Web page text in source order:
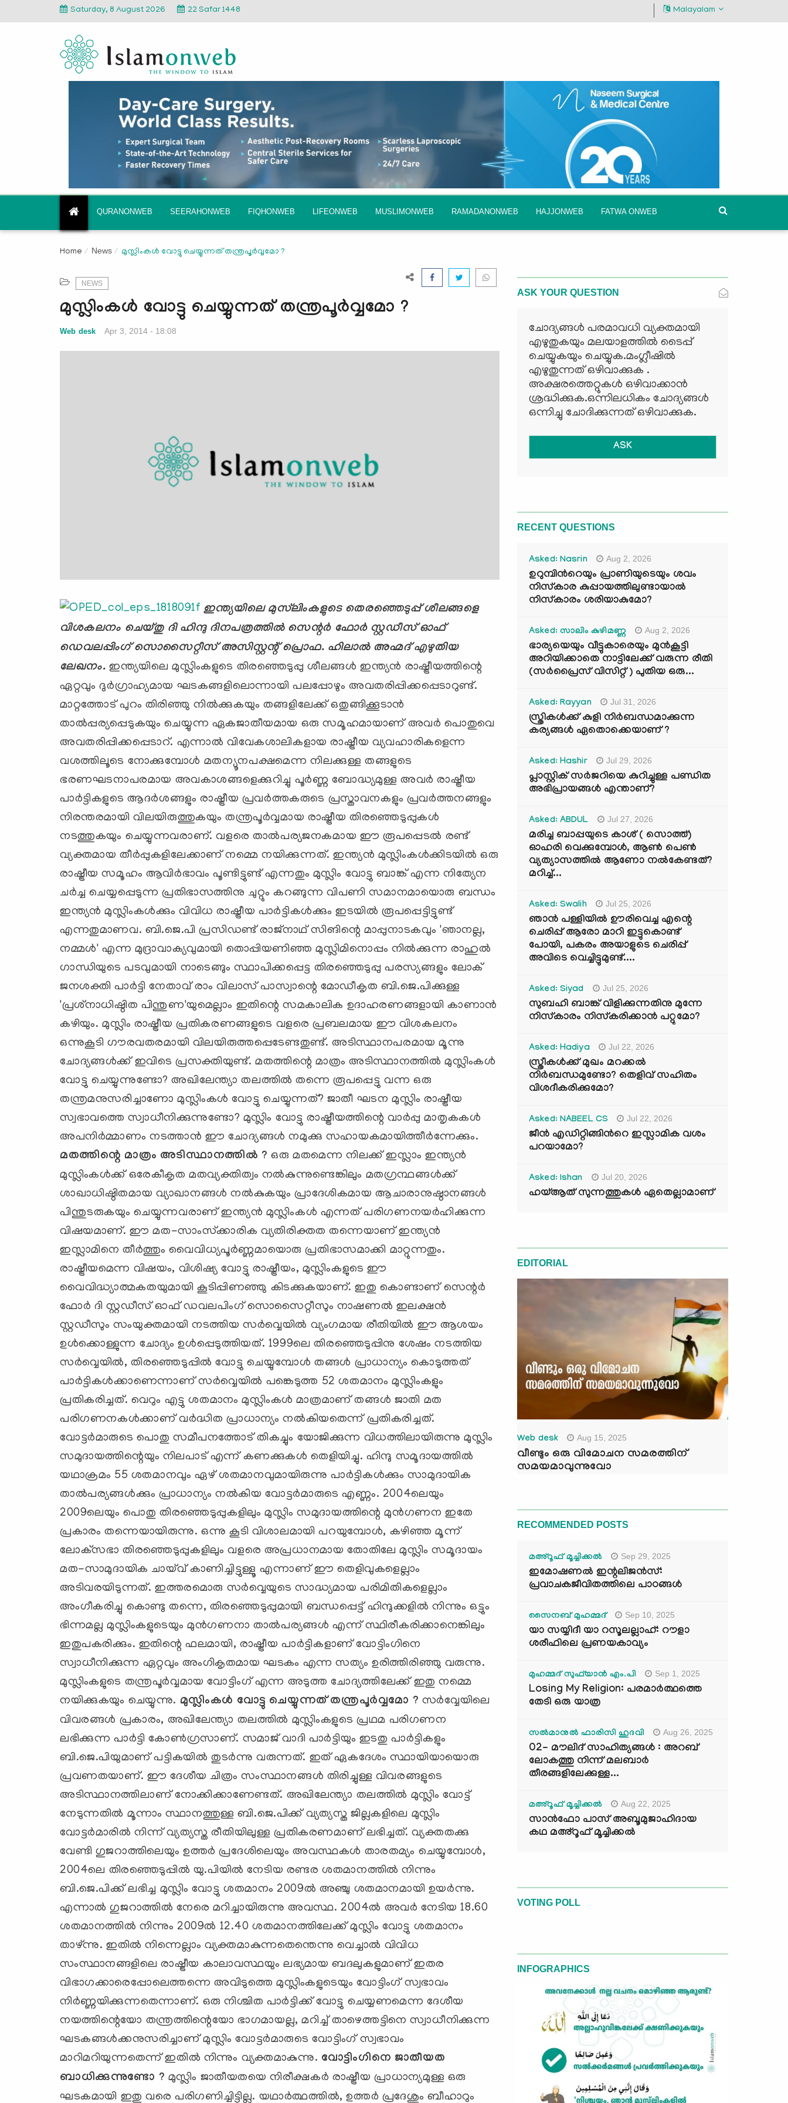
Saturday, 8 August 2026 22 Safar 1448 Malayalam
QURANONWEB SEERAHONWEB FIQHONWEB LIFEONWEB MUSLIMONWEB RAMADANONWEB HAJJONWEB FATWA ONWEB
Home News മുസ്ലിംകള്‍ വോട്ടു ചെയ്യുന്നത് തന്ത്രപൂര്‍വ്വമോ ?
NEWS
മുസ്ലിംകള്‍ വോട്ടു ചെയ്യുന്നത് തന്ത്രപൂര്‍വ്വമോ ?
Web desk Apr 3, 2014 - 18:08
ഇന്ത്യയിലെ മുസ്‌ലിംകളുടെ തെരഞ്ഞെടുപ്പ് ശീലങ്ങളെ
വിശകലനം ചെയ്തു ദി ഹിന്ദു ദിനപത്രത്തില്‍ സെന്റര്‍ ഫോര്‍ സ്റ്റഡീസ് ഓഫ്
ഡെവലപ്പിംഗ് സൊസൈറ്റീസ് അസിസ്റ്റന്റ് പ്രൊഫ. ഹിലാല്‍ അഹ്മദ്‌ എഴുതിയ
ലേഖനം. ഇന്ത്യയിലെ മുസ്ലിംകളുടെ തിരഞ്ഞെടുപ്പു ശീലങ്ങള്‍ ഇന്ത്യന്‍ രാഷ്ട്രീയത്തിന്റെ
ഏറ്റവും ദുര്‍ഗ്രാഹ്യമായ ഘടകങ്ങളിലൊന്നായി പലപ്പോഴും അവതരിപ്പിക്കപ്പെടാറുണ്ട്.
മാറ്റത്തോട് പുറം തിരിഞ്ഞു നില്‍ക്കുകയും തങ്ങളിലേക്ക് ഒതുങ്ങിക്കൂടാന്‍
താല്‍പ്പര്യപ്പെടുകയും ചെയ്യുന്ന ഏകജാതീയമായ ഒരു സമൂഹമായാണ് അവര്‍ പൊതുവെ
അവതരിപ്പിക്കപ്പെടാറ്. എന്നാല്‍ വിവേകശാലികളായ രാഷ്ട്രീയ വ്യവഹാരികളെന്ന
വശത്തിലൂടെ നോക്കുമ്പോള്‍ മതന്യൂനപക്ഷമെന്ന നിലക്കുള്ള തങ്ങളുടെ
ഭരണഘടനാപരമായ അവകാശങ്ങളെക്കുറിച്ചു പൂര്‍ണ്ണ ബോദ്ധ്യമുള്ള അവര്‍ രാഷ്ട്രീയ
പാര്‍ട്ടികളുടെ ആദര്‍ശങ്ങളും രാഷ്ട്രീയ പ്രവര്‍ത്തകരുടെ പ്രസ്താവനകളും പ്രവര്‍ത്തനങ്ങളും
നിരന്തരമായി വിലയിരുത്തുകയും തന്ത്രപൂര്‍വ്വമായ രാഷ്ട്രീയ തിരഞ്ഞെടുപ്പുകള്‍
നടത്തുകയും ചെയ്യുന്നവരാണ്. വളരെ താല്‍പര്യജനകമായ ഈ രൂപപ്പെടല്‍ രണ്ട്
വ്യക്തമായ തീര്‍പ്പുകളിലേക്കാണ് നമ്മെ നയിക്കുന്നത്. ഇന്ത്യന്‍ മുസ്ലിംകള്‍ക്കിടയില്‍ ഒരു
രാഷ്ട്രീയ സമൂഹം ആവിര്‍ഭാവം പൂണ്ടിട്ടുണ്ട് എന്നതും മുസ്ലിം വോട്ടു ബാങ്ക് എന്ന നിത്യേന
ചര്‍ച്ച ചെയ്യപ്പെടുന്ന പ്രതിഭാസത്തിനു ചുറ്റും കറങ്ങുന്ന വിപണി സമാനമായൊരു ബന്ധം
ഇന്ത്യന്‍ മുസ്ലിംകള്‍ക്കും വിവിധ രാഷ്ട്രീയ പാര്‍ട്ടികള്‍ക്കും ഇടയില്‍ രൂപപ്പെട്ടിട്ടുണ്ട്
എന്നതുമാണവ. ബി.ജെ.പി പ്രസിഡണ്ട് രാജ്‌നാഥ് സിങിന്റെ മാപ്പുനാടകവും 'ഞാനല്ല,
നമ്മള്‍' എന്ന മുദ്രാവാക്യവുമായി തൊപ്പിയണിഞ്ഞ മുസ്ലിമിനൊപ്പം നില്‍ക്കുന്ന രാഹുല്‍
ഗാന്ധിയുടെ പടവുമായി നാടെങ്ങും സ്ഥാപിക്കപ്പെട്ട തിരഞ്ഞെടുപ്പു പരസ്യങ്ങളും ലോക്
ജനശക്തി പാര്‍ട്ടി നേതാവ് രാം വിലാസ് പാസ്വാന്റെ മോഡീകൃത ബി.ജെ.പിക്കുള്ള
'പ്രശ്‌നാധിഷ്ഠിത പിന്തുണ'യുമെല്ലാം ഇതിന്റെ സമകാലിക ഉദാഹരണങ്ങളായി കാണാന്‍
കഴിയും. മുസ്ലിം രാഷ്ട്രീയ പ്രതികരണങ്ങളുടെ വളരെ പ്രബലമായ ഈ വിശകലനം
ഒന്നുകൂടി ഗൗരവതരമായി വിലയിരുത്തപ്പെടേണ്ടതുണ്ട്. അടിസ്ഥാനപരമായ മൂന്നു
ചോദ്യങ്ങള്‍ക്ക് ഇവിടെ പ്രസക്തിയുണ്ട്. മതത്തിന്റെ മാത്രം അടിസ്ഥാനത്തില്‍ മുസ്ലിംകള്‍
വോട്ടു ചെയ്യുന്നുണ്ടോ? അഖിലേന്ത്യാ തലത്തില്‍ തന്നെ രൂപപ്പെട്ടു വന്ന ഒരു
തന്ത്രമനുസരിച്ചാണോ മുസ്ലിംകള്‍ വോട്ടു ചെയ്യുന്നത്? ജാതീ ഘടന മുസ്ലിം രാഷ്ട്രീയ
സ്വഭാവത്തെ സ്വാധീനിക്കുന്നുണ്ടോ? മുസ്ലിം വോട്ടു രാഷ്ട്രീയത്തിന്റെ വാര്‍പ്പു മാതൃകകള്‍
അപനിര്‍മ്മാണം നടത്താന്‍ ഈ ചോദ്യങ്ങള്‍ നമുക്കു സഹായകമായിത്തീര്‍ന്നേക്കും.
മതത്തിന്റെ മാത്രം അടിസ്ഥാനത്തില്‍ ? ഒരു മതമെന്ന നിലക്ക് ഇസ്ലാം ഇന്ത്യന്‍
മുസ്ലിംകള്‍ക്ക് ഒരേകീകൃത മതവ്യക്തിത്വം നല്‍കുന്നുണ്ടെങ്കിലും മതഗ്രന്ഥങ്ങള്‍ക്ക്
ശാഖാധിഷ്ഠിതമായ വ്യാഖാനങ്ങള്‍ നല്‍കുകയും പ്രാദേശികമായ ആചാരാനുഷ്ഠാനങ്ങള്‍
പിന്തുടരുകയും ചെയ്യുന്നവരാണ് ഇന്ത്യന്‍ മുസ്ലിംകള്‍ എന്നത് പരിഗണനയര്‍ഹിക്കുന്ന
വിഷയമാണ്. ഈ മത-സാംസ്‌ക്കാരിക വ്യതിരിക്തത തന്നെയാണ് ഇന്ത്യന്‍
ഇസ്ലാമിനെ തീര്‍ത്തും വൈവിധ്യപൂര്‍ണ്ണമായൊരു പ്രതിഭാസമാക്കി മാറ്റുന്നതും.
രാഷ്ട്രീയമെന്ന വിഷയം, വിശിഷ്യ വോട്ടു രാഷ്ട്രീയം, മുസ്ലിംകളുടെ ഈ
വൈവിദ്ധ്യാത്മകതയുമായി കൂടിപ്പിണഞ്ഞു കിടക്കുകയാണ്. ഇതു കൊണ്ടാണ് സെന്റര്‍
ഫോര്‍ ദി സ്റ്റഡീസ് ഓഫ് ഡവലപിംഗ് സൊസൈറ്റീസും നാഷണല്‍ ഇലക്ഷന്‍
സ്റ്റഡീസും സംയുക്തമായി നടത്തിയ സര്‍വ്വെയില്‍ വ്യംഗമായ രീതിയില്‍ ഈ ആശയം
ഉള്‍ക്കൊള്ളുന്ന ചോദ്യം ഉള്‍പ്പെടുത്തിയത്. 1999ലെ തിരഞ്ഞെടുപ്പിനു ശേഷം നടത്തിയ
സര്‍വ്വെയില്‍, തിരഞ്ഞെടുപ്പില്‍ വോട്ടു ചെയ്യുമ്പോള്‍ തങ്ങള്‍ പ്രാധാന്യം കൊടുത്തത്
പാര്‍ട്ടികള്‍ക്കാണെന്നാണ് സര്‍വ്വെയില്‍ പങ്കെടുത്ത 52 ശതമാനം മുസ്ലിംകളും
പ്രതികരിച്ചത്. വെറും എട്ടു ശതമാനം മുസ്ലിംകള്‍ മാത്രമാണ് തങ്ങള്‍ ജാതി മത
പരിഗണനകള്‍ക്കാണ് വര്‍ദ്ധിത പ്രാധാന്യം നല്‍കിയതെന്ന് പ്രതികരിച്ചത്.
വോട്ടര്‍മാരുടെ പൊതു സമീപനത്തോട് തികച്ചും യോജിക്കുന്ന വിധത്തിലായിരുന്നു മുസ്ലിം
സമുദായത്തിന്റെയും നിലപാട് എന്ന് കണക്കുകള്‍ തെളിയിച്ചു. ഹിന്ദു സമൂദായത്തില്‍
യഥാക്രമം 55 ശതമാനവും ഏഴ് ശതമാനവുമായിരുന്നു പാര്‍ട്ടികള്‍ക്കും സാമുദായിക
താല്‍പര്യങ്ങള്‍ക്കും പ്രാധാന്യം നല്‍കിയ വോട്ടര്‍മാരുടെ എണ്ണം. 2004ലെയും
2009ലെയും പൊതു തിരഞ്ഞെടുപ്പുകളിലും മുസ്ലിം സമുദായത്തിന്റെ മുന്‍ഗണന ഇതേ
പ്രകാരം തന്നെയായിരുന്നു. ഒന്നു കൂടി വിശാലമായി പറയുമ്പോള്‍, കഴിഞ്ഞ മൂന്ന്
ലോക്‌സഭാ തിരഞ്ഞെടുപ്പുകളിലും വളരെ അപ്രധാനമായ തോതിലേ മുസ്ലിം സമൂദായം
മത-സാമുദായിക ചായ്‌വ് കാണിച്ചിട്ടുള്ളൂ എന്നാണ് ഈ തെളിവുകളെല്ലാം
അടിവരയിടുന്നത്. ഇത്തരമൊരു സര്‍വ്വെയുടെ സാദ്ധ്യമായ പരിമിതികളെല്ലാം
അംഗീകരിച്ചു കൊണ്ടു തന്നെ, തിരഞ്ഞെടുപ്പുമായി ബന്ധപ്പെട്ട് ഹിന്ദുക്കളില്‍ നിന്നും ഒട്ടും
ഭിന്നമല്ല മുസ്ലിംകളുടെയും മുന്‍ഗണനാ താല്‍പര്യങ്ങള്‍ എന്ന് സ്ഥിരീകരിക്കാനെങ്കിലും
ഇതുപകരിക്കും. ഇതിന്റെ ഫലമായി, രാഷ്ട്രീയ പാര്‍ട്ടികളാണ് വോട്ടിംഗിനെ
സ്വാധീനിക്കുന്ന ഏറ്റവും അംഗികൃതമായ ഘടകം എന്ന സത്യം ഉരിത്തിരിഞ്ഞു വരുന്നു.
മുസ്ലിംകളുടെ തന്ത്രപൂര്‍വ്വമായ വോട്ടിംഗ് എന്ന അടുത്ത ചോദ്യത്തിലേക്ക് ഇതു നമ്മെ
നയിക്കുകയും ചെയ്യുന്നു. മുസ്ലിംകള്‍ വോട്ടു ചെയ്യുന്നത് തന്ത്രപൂര്‍വ്വമോ ? സര്‍വ്വേയിലെ
വിവരങ്ങള്‍ പ്രകാരം, അഖിലേന്ത്യാ തലത്തില്‍ മുസ്ലിംകളുടെ പ്രഥമ പരിഗണന
ലഭിക്കുന്ന പാര്‍ട്ടി കോണ്‍ഗ്രസാണ്. സമാജ് വാദി പാര്‍ട്ടിയും ഇടതു പാര്‍ട്ടികളും
ബി.ജെ.പിയുമാണ് പട്ടികയില്‍ തുടര്‍ന്നു വരുന്നത്. ഇത് ഏകദേശം സ്ഥായിയായൊരു
പ്രവണതയാണ്. ഈ ദേശീയ ചിത്രം സംസ്ഥാനങ്ങള്‍ തിരിച്ചുള്ള വിവരങ്ങളുടെ
അടിസ്ഥാനത്തിലാണ് നോക്കിക്കാണേണ്ടത്. അഖിലേന്ത്യാ തലത്തില്‍ മുസ്ലിം വോട്ട്
നേടുന്നതില്‍ മൂന്നാം സ്ഥാനത്തുള്ള ബി.ജെ.പിക്ക് വ്യത്യസ്ത ജില്ലകളിലെ മുസ്ലിം
വോട്ടര്‍മാരില്‍ നിന്ന് വ്യത്യസ്ത രീതിയിലുള്ള പ്രതികരണമാണ് ലഭിച്ചത്. വ്യക്തതക്കു
വേണ്ടി ഗുജറാത്തിലെയും ഉത്തര്‍ പ്രദേശിലെയും അവസ്ഥകള്‍ താരതമ്യം ചെയ്യുമ്പോള്‍,
2004ലെ തിരഞ്ഞെടുപ്പില്‍ യു.പിയില്‍ നേടിയ രണ്ടര ശതമാനത്തില്‍ നിന്നും
ബി.ജെ.പിക്ക് ലഭിച്ച മുസ്ലിം വോട്ടു ശതമാനം 2009ല്‍ അഞ്ചു ശതമാനമായി ഉയര്‍ന്നു.
എന്നാല്‍ ഗുജറാത്തില്‍ നേരെ മറിച്ചായിരുന്നു അവസ്ഥ. 2004ല്‍ അവര്‍ നേടിയ 18.60
ശതമാനത്തില്‍ നിന്നും 2009ല്‍ 12.40 ശതമാനത്തിലേക്ക് മുസ്ലിം വോട്ടു ശതമാനം
താഴ്ന്നു. ഇതില്‍ നിന്നെല്ലാം വ്യക്തമാകുന്നതെന്തെന്നു വെച്ചാല്‍ വിവിധ
സംസ്ഥാനങ്ങളിലെ രാഷ്ട്രീയ കാലാവസ്ഥയും ലഭ്യമായ ബദലുകളുമാണ് ഇതര
വിഭാഗക്കാരെപ്പോലെത്തന്നെ അവിടുത്തെ മുസ്ലിംകളുടെയും വോട്ടിംഗ് സ്വഭാവം
നിര്‍ണ്ണയിക്കുന്നതെന്നാണ്. ഒരു നിശ്ചിത പാര്‍ട്ടിക്ക് വോട്ടു ചെയ്യണമെന്ന ദേശീയ
നയത്തിന്റെയോ തന്ത്രത്തിന്റെയോ ഭാഗമായല്ല, മറിച്ച് താഴെത്തട്ടിനെ സ്വാധീനിക്കുന്ന
ഘടകങ്ങള്‍ക്കനുസരിച്ചാണ് മുസ്ലിം വോട്ടര്‍മാരുടെ വോട്ടിംഗ് സ്വഭാവം
മാറിമറിയുന്നതെന്ന് ഇതില്‍ നിന്നും വ്യക്തമാകുന്നു. വോട്ടിംഗിനെ ജാതീയത
ബാധിക്കുന്നുണ്ടോ ? മുസ്ലിം ജാതീയതയെ നിരീക്ഷകര്‍ രാഷ്ട്രീയ പ്രാധാന്യമുള്ള ഒരു
ഘടകമായി ഇതു വരെ പരിഗണിച്ചിട്ടില്ല. യഥാര്‍ത്ഥത്തില്‍, ഉത്തര്‍ പ്രദേശും ബീഹാറും
ASK YOUR QUESTION
ചോദ്യങ്ങള്‍ പരമാവധി വ്യക്തമായി
എഴുതുകയും മലയാളത്തില്‍ ടൈപ്പ്
ചെയ്യുകയും ചെയ്യുക.മംഗ്ലീഷില്‍
എഴുതുന്നത് ഒഴിവാക്കുക .
അക്ഷരത്തെറ്റുകള്‍ ഒഴിവാക്കാന്‍
ശ്രദ്ധിക്കുക.ഒന്നിലധികം ചോദ്യങ്ങള്‍
ഒന്നിച്ചു ചോദിക്കുന്നത് ഒഴിവാക്കുക.
ASK
RECENT QUESTIONS
Asked: Nasrin Aug 2, 2026
ഉറുമ്പിന്‍റെയും പ്രാണിയുടെയും ശവം
നിസ്കാര കുപ്പായത്തിലുണ്ടായാൽ
നിസ്കാരം ശരിയാകുമോ?
Asked: സാലിം കുഴിമണ്ണ Aug 2, 2026
ഭാര്യയെയും വീട്ടുകാരെയും മുൻകൂട്ടി
അറിയിക്കാതെ നാട്ടിലേക്ക് വരുന്ന രീതി
(സർപ്രൈസ് വിസിറ്റ് ) പുതിയ ഒരു...
Asked: Rayyan Jul 31, 2026
സ്ത്രികൾക്ക് കുളി നിർബന്ധമാക്കുന്ന
കര്യങ്ങൾ ഏതൊക്കെയാണ് ?
Asked: Hashir Jul 29, 2026
പ്ലാസ്റ്റിക് സർജറിയെ കുറിച്ചുള്ള പണ്ഡിത
അഭിപ്രായങ്ങൾ എന്താണ്?
Asked: ABDUL Jul 27, 2026
മരിച്ച ബാപ്പയുടെ കാശ് ( സൊത്ത്)
ഓഹരി വെക്കുമ്പോൾ, ആണ്‍ പെണ്‍
വ്യത്യാസത്തില്‍ ആണോ നല്‍കേണ്ടത്?
മറിച്ച്...
Asked: Swalih Jul 25, 2026
ഞാൻ പള്ളിയിൽ ഊരിവെച്ച എന്റെ
ചെരിപ്പ് ആരോ മാറി ഇട്ടുകൊണ്ട്
പോയി, പകരം അയാളുടെ ചെരിപ്പ്
അവിടെ വെച്ചിട്ടുമുണ്ട്....
Asked: Siyad Jul 25, 2026
സുബഹി ബാങ്ക് വിളിക്കുന്നതിനു മുന്നേ
നിസ്കാരം നിസ്കരിക്കാൻ പറ്റുമോ?
Asked: Hadiya Jul 22, 2026
സ്ത്രീകൾക്ക് മുഖം മറക്കൽ
നിർബന്ധമുണ്ടോ? തെളിവ് സഹിതം
വിശദീകരിക്കുമോ?
Asked: NABEEL CS Jul 22, 2026
ജീൻ എഡിറ്റിങ്ങിന്‍റെ ഇസ്ലാമിക വശം
പറയാമോ?
Asked: Ishan Jul 20, 2026
ഹയ്ആത് സുന്നത്തുകൾ ഏതെല്ലാമാണ്
EDITORIAL
Web desk Aug 15, 2025
വീണ്ടും ഒരു വിമോചന സമരത്തിന്
സമയമാവുന്നുവോ
RECOMMENDED POSTS
മഅ്റൂഫ് മൂച്ചിക്കല്‍ Sep 29, 2025
ഇമോഷണൽ ഇന്റലിജൻസ്:
പ്രവാചകജീവിതത്തിലെ പാഠങ്ങൾ
സൈനബ് മുഹമ്മദ് Sep 10, 2025
യാ സയ്യിദീ യാ റസൂലല്ലാഹ്: റൗളാ
ശരീഫിലെ പ്രണയകാവ്യം
മുഹമ്മദ് സുഫ്‌യാൻ എം.പി Sep 1, 2025
Losing My Religion: പരമാർത്ഥത്തെ
തേടി ഒരു യാത്ര
സൽമാനുൽ ഫാരിസി ഹുദവി Aug 26, 2025
02- മൗലിദ് സാഹിത്യങ്ങൾ : അറബ്
ലോകത്തു നിന്ന് മലബാർ
തീരങ്ങളിലേക്കുള്ള...
മഅ്റൂഫ് മൂച്ചിക്കല്‍ Aug 22, 2025
സാൻഫോ പാസ് അബൂമുജാഹിദായ
കഥ മഅ്റൂഫ് മൂച്ചിക്കല്‍
VOTING POLL
INFOGRAPHICS